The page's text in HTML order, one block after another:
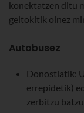
konektatzen ditu
geltokitik oinez
Autobusez
Donostiatik:
errepidetik)
zerbitzu